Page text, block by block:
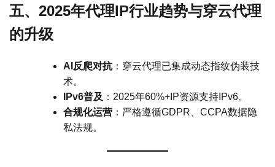
五、2025年代理IP行业趋势与穿云代理
的升级
AI反爬对抗：穿云代理已集成动态指纹伪装技
术。
IPv6普及 ：2025年60%+IP资源支持IPv6。
合规化运营 ：严格遵循GDPR、CCPA数据隐
私法规。